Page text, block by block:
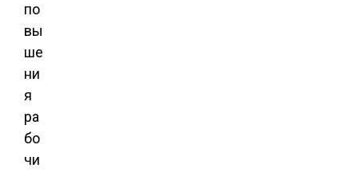
по
вы
ше
ни
я
ра
бо
чи